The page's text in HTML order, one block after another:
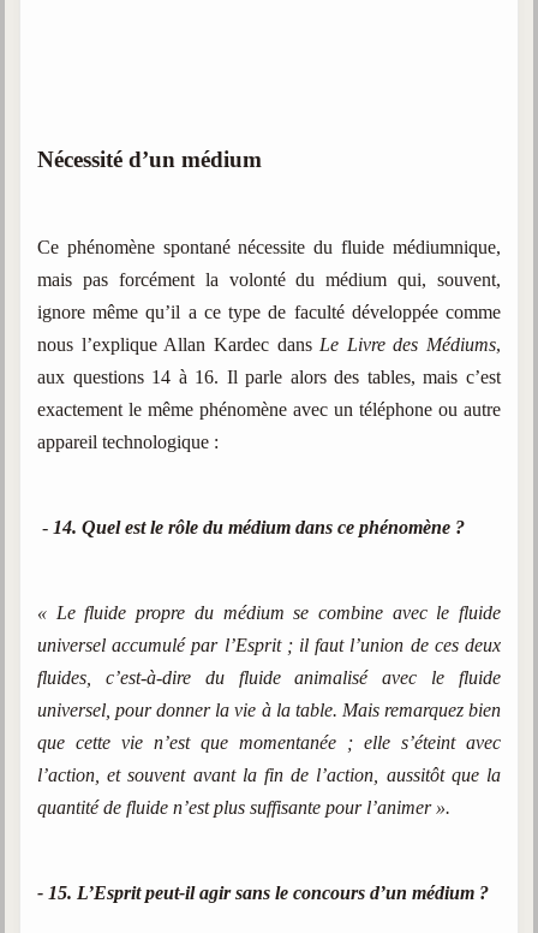
Nécessité d’un médium
Ce phénomène spontané nécessite du fluide médiumnique,
mais pas forcément la volonté du médium qui, souvent,
ignore même qu’il a ce type de faculté développée comme
nous l’explique Allan Kardec dans Le Livre des Médiums,
aux questions 14 à 16. Il parle alors des tables, mais c’est
exactement le même phénomène avec un téléphone ou autre
appareil technologique :
- 14. Quel est le rôle du médium dans ce phénomène ?
« Le fluide propre du médium se combine avec le fluide
universel accumulé par l’Esprit ; il faut l’union de ces deux
fluides, c’est-à-dire du fluide animalisé avec le fluide
universel, pour donner la vie à la table. Mais remarquez bien
que cette vie n’est que momentanée ; elle s’éteint avec
l’action, et souvent avant la fin de l’action, aussitôt que la
quantité de fluide n’est plus suffisante pour l’animer ».
- 15. L’Esprit peut-il agir sans le concours d’un médium ?